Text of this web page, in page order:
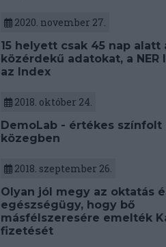
2020. november 27.
15 helyett csak 45 nap alatt
közérdekű adatokat, a NER
az Index
2018. október 24.
DemoLab - értékes színfolt
közegben
2018. szeptember 26.
Olyan jól megy az oktatás
egészségügy, hogy bő
másfélszeresére emelték
fizetését